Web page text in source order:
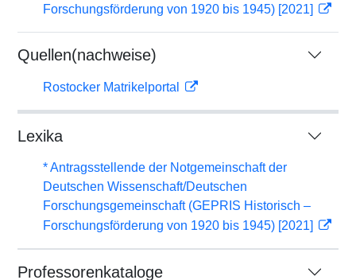
Forschungsförderung von 1920 bis 1945) [2021]
Quellen(nachweise)
Rostocker Matrikelportal
Lexika
* Antragsstellende der Notgemeinschaft der
Deutschen Wissenschaft/Deutschen
Forschungsgemeinschaft (GEPRIS Historisch –
Forschungsförderung von 1920 bis 1945) [2021]
Professorenkataloge